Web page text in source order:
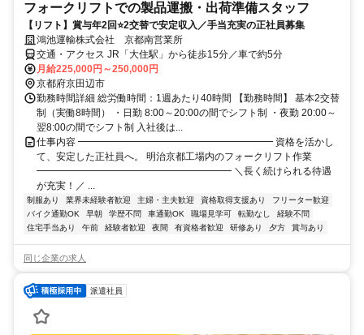
フォークリフトでの製品運搬・出荷準備スタッフ
【リフト】賞与年2回⭐2交替で安定収入／手当充実の正社員募集
鴻池運輸株式会社 京都南営業所
交通・アクセス JR「大住駅」から徒歩15分／車で約5分
月給225,000円～250,000円
京都府京田辺市
勤務時間詳細 総労働時間：1週あたり40時間 【勤務時間】 基本2交替
制（実働8時間） ・日勤 8:00～20:00の間でシフト制 ・夜勤 20:00～
翌8:00の間でシフト制 入社後は...
仕事内容 ━━━━━━━━━━━━━━━━━━━━ 資格を活かし
て、安定した正社員へ。 明治京都工場内のフォークリフト作業
━━━━━━━━━━━━━━━━━━━━ ＼長く続けられる待遇
が充実！／ ...
制服あり 業界未経験者歓迎 主婦・主夫歓迎 資格取得支援あり
フリーター歓迎
バイク通勤OK
早朝 学歴不問 車通勤OK 職場見学可 転勤なし
経験不問
住宅手当あり
午前 経験者歓迎 夜間 有資格者歓迎 研修あり 夕方 賞与あり
同じ企業の求人
派遣社員